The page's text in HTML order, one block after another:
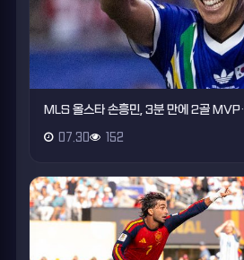
MLS 올스타 손흥민, 3분 만에 2골
07.30 152